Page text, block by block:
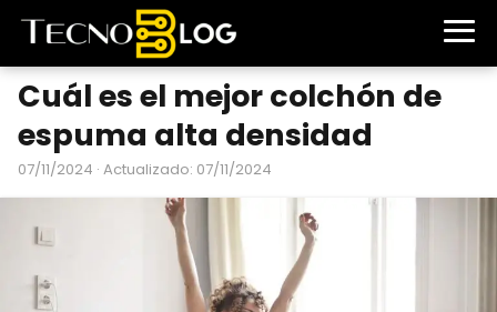
Cuál es el mejor colchón de
espuma alta densidad
07/11/2024 · Actualizado: 07/11/2024